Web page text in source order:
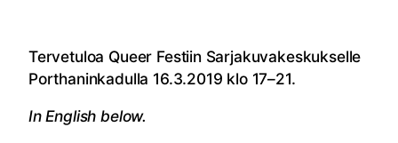
Tervetuloa Queer Festiin Sarjakuvakeskukselle
Porthaninkadulla 16.3.2019 klo 17–21.
In English below.